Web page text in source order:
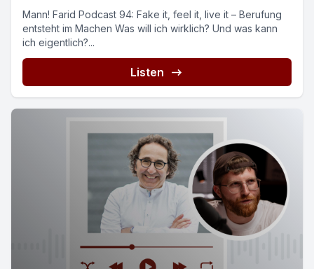
Mann! Farid Podcast 94: Fake it, feel it, live it – Berufung
entsteht im Machen Was will ich wirklich? Und was kann
ich eigentlich?...
Listen